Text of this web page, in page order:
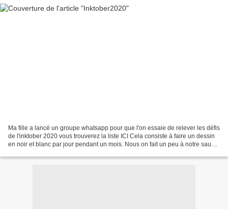
Ma fille a lancé un groupe whatsapp pour que l'on essaie de relever les défis
de l'inktober 2020 vous trouverez la liste ICI Cela consiste à faire un dessin
en noir et blanc par jour pendant un mois. Nous on fait un peu à notre sauce